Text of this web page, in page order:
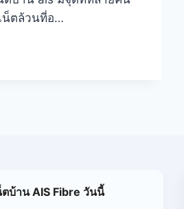
น็ตล้วนที่อ…
บ้าน AIS Fibre วันนี้